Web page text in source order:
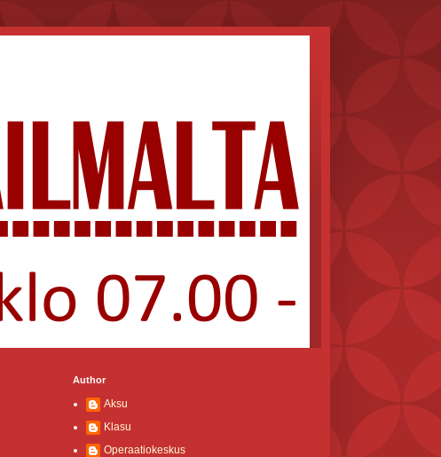
Author
Aksu
Klasu
Operaatiokeskus